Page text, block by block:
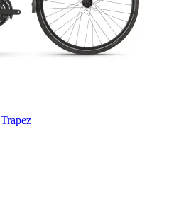
Trapez